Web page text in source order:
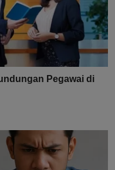
Pegawai di